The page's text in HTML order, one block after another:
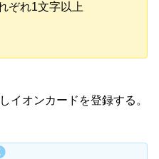
ぞれ1文字以上
オンカードを登録する。